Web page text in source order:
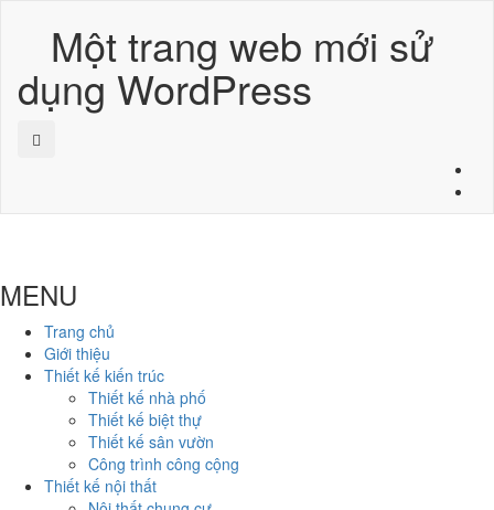
Một trang web mới sử
dụng WordPress
MENU
Trang chủ
Giới thiệu
Thiết kế kiến trúc
Thiết kế nhà phố
Thiết kế biệt thự
Thiết kế sân vườn
Công trình công cộng
Thiết kế nội thất